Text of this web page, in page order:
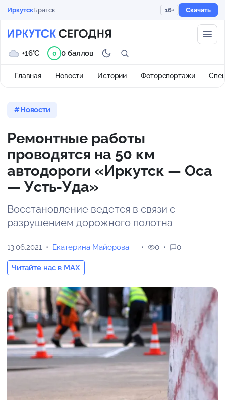
ИркутскБратск 16+ Скачать
Главная Новости Истории Фоторепортажи
+16°C 0 0 баллов
Новости
Ремонтные работы
проводятся на 50 км
автодороги «Иркутск — Оса
— Усть-Уда»
Восстановление ведется в связи с
разрушением дорожного полотна
13.06.2021 Екатерина Майорова
Читайте нас в MAX
0 0